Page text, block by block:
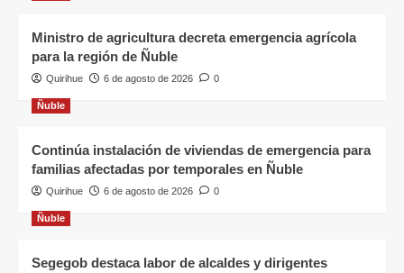
Ministro de agricultura decreta emergencia agrícola
para la región de Ñuble
Quirihue 6 de agosto de 2026 0
Ñuble
Continúa instalación de viviendas de emergencia para
familias afectadas por temporales en Ñuble
Quirihue 6 de agosto de 2026 0
Ñuble
Segegob destaca labor de alcaldes y dirigentes